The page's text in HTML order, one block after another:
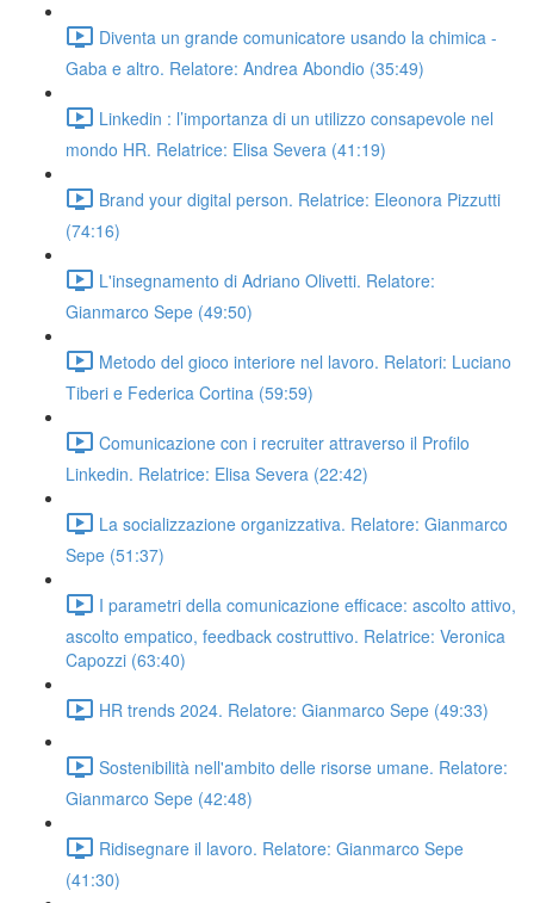
Diventa un grande comunicatore usando la chimica -
Gaba e altro. Relatore: Andrea Abondio (35:49)
Linkedin : l’importanza di un utilizzo consapevole nel
mondo HR. Relatrice: Elisa Severa (41:19)
Brand your digital person. Relatrice: Eleonora Pizzutti
(74:16)
L'insegnamento di Adriano Olivetti. Relatore:
Gianmarco Sepe (49:50)
Metodo del gioco interiore nel lavoro. Relatori: Luciano
Tiberi e Federica Cortina (59:59)
Comunicazione con i recruiter attraverso il Profilo
Linkedin. Relatrice: Elisa Severa (22:42)
La socializzazione organizzativa. Relatore: Gianmarco
Sepe (51:37)
I parametri della comunicazione efficace: ascolto attivo,
ascolto empatico, feedback costruttivo. Relatrice: Veronica
Capozzi (63:40)
HR trends 2024. Relatore: Gianmarco Sepe (49:33)
Sostenibilità nell'ambito delle risorse umane. Relatore:
Gianmarco Sepe (42:48)
Ridisegnare il lavoro. Relatore: Gianmarco Sepe
(41:30)